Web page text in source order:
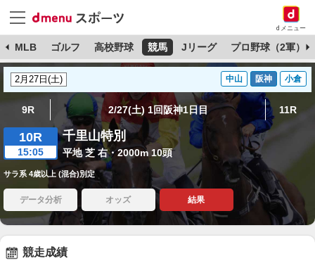
dメニュー
MLB ゴルフ 高校野球 競馬 Jリーグ プロ野球（2軍）
中山 阪神 小倉
9R 2/27(土) 1回阪神1日目 11R
10R
15:05
千里山特別
平地 芝 右・2000m 10頭
サラ系 4歳以上 (混合)別定
データ分析 オッズ 結果
競走成績